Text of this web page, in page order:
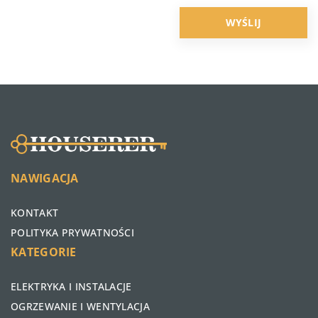
NAWIGACJA
KONTAKT
POLITYKA PRYWATNOŚCI
KATEGORIE
ELEKTRYKA I INSTALACJE
OGRZEWANIE I WENTYLACJA